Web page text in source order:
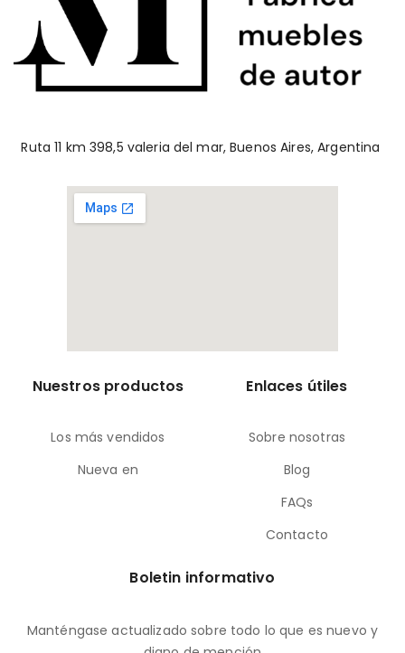
Ruta 11 km 398,5 valeria del mar, Buenos Aires, Argentina
Nuestros productos
Los más vendidos
Nueva en
Enlaces útiles
Sobre nosotras
Blog
FAQs
Contacto
Boletin informativo
Manténgase actualizado sobre todo lo que es nuevo y